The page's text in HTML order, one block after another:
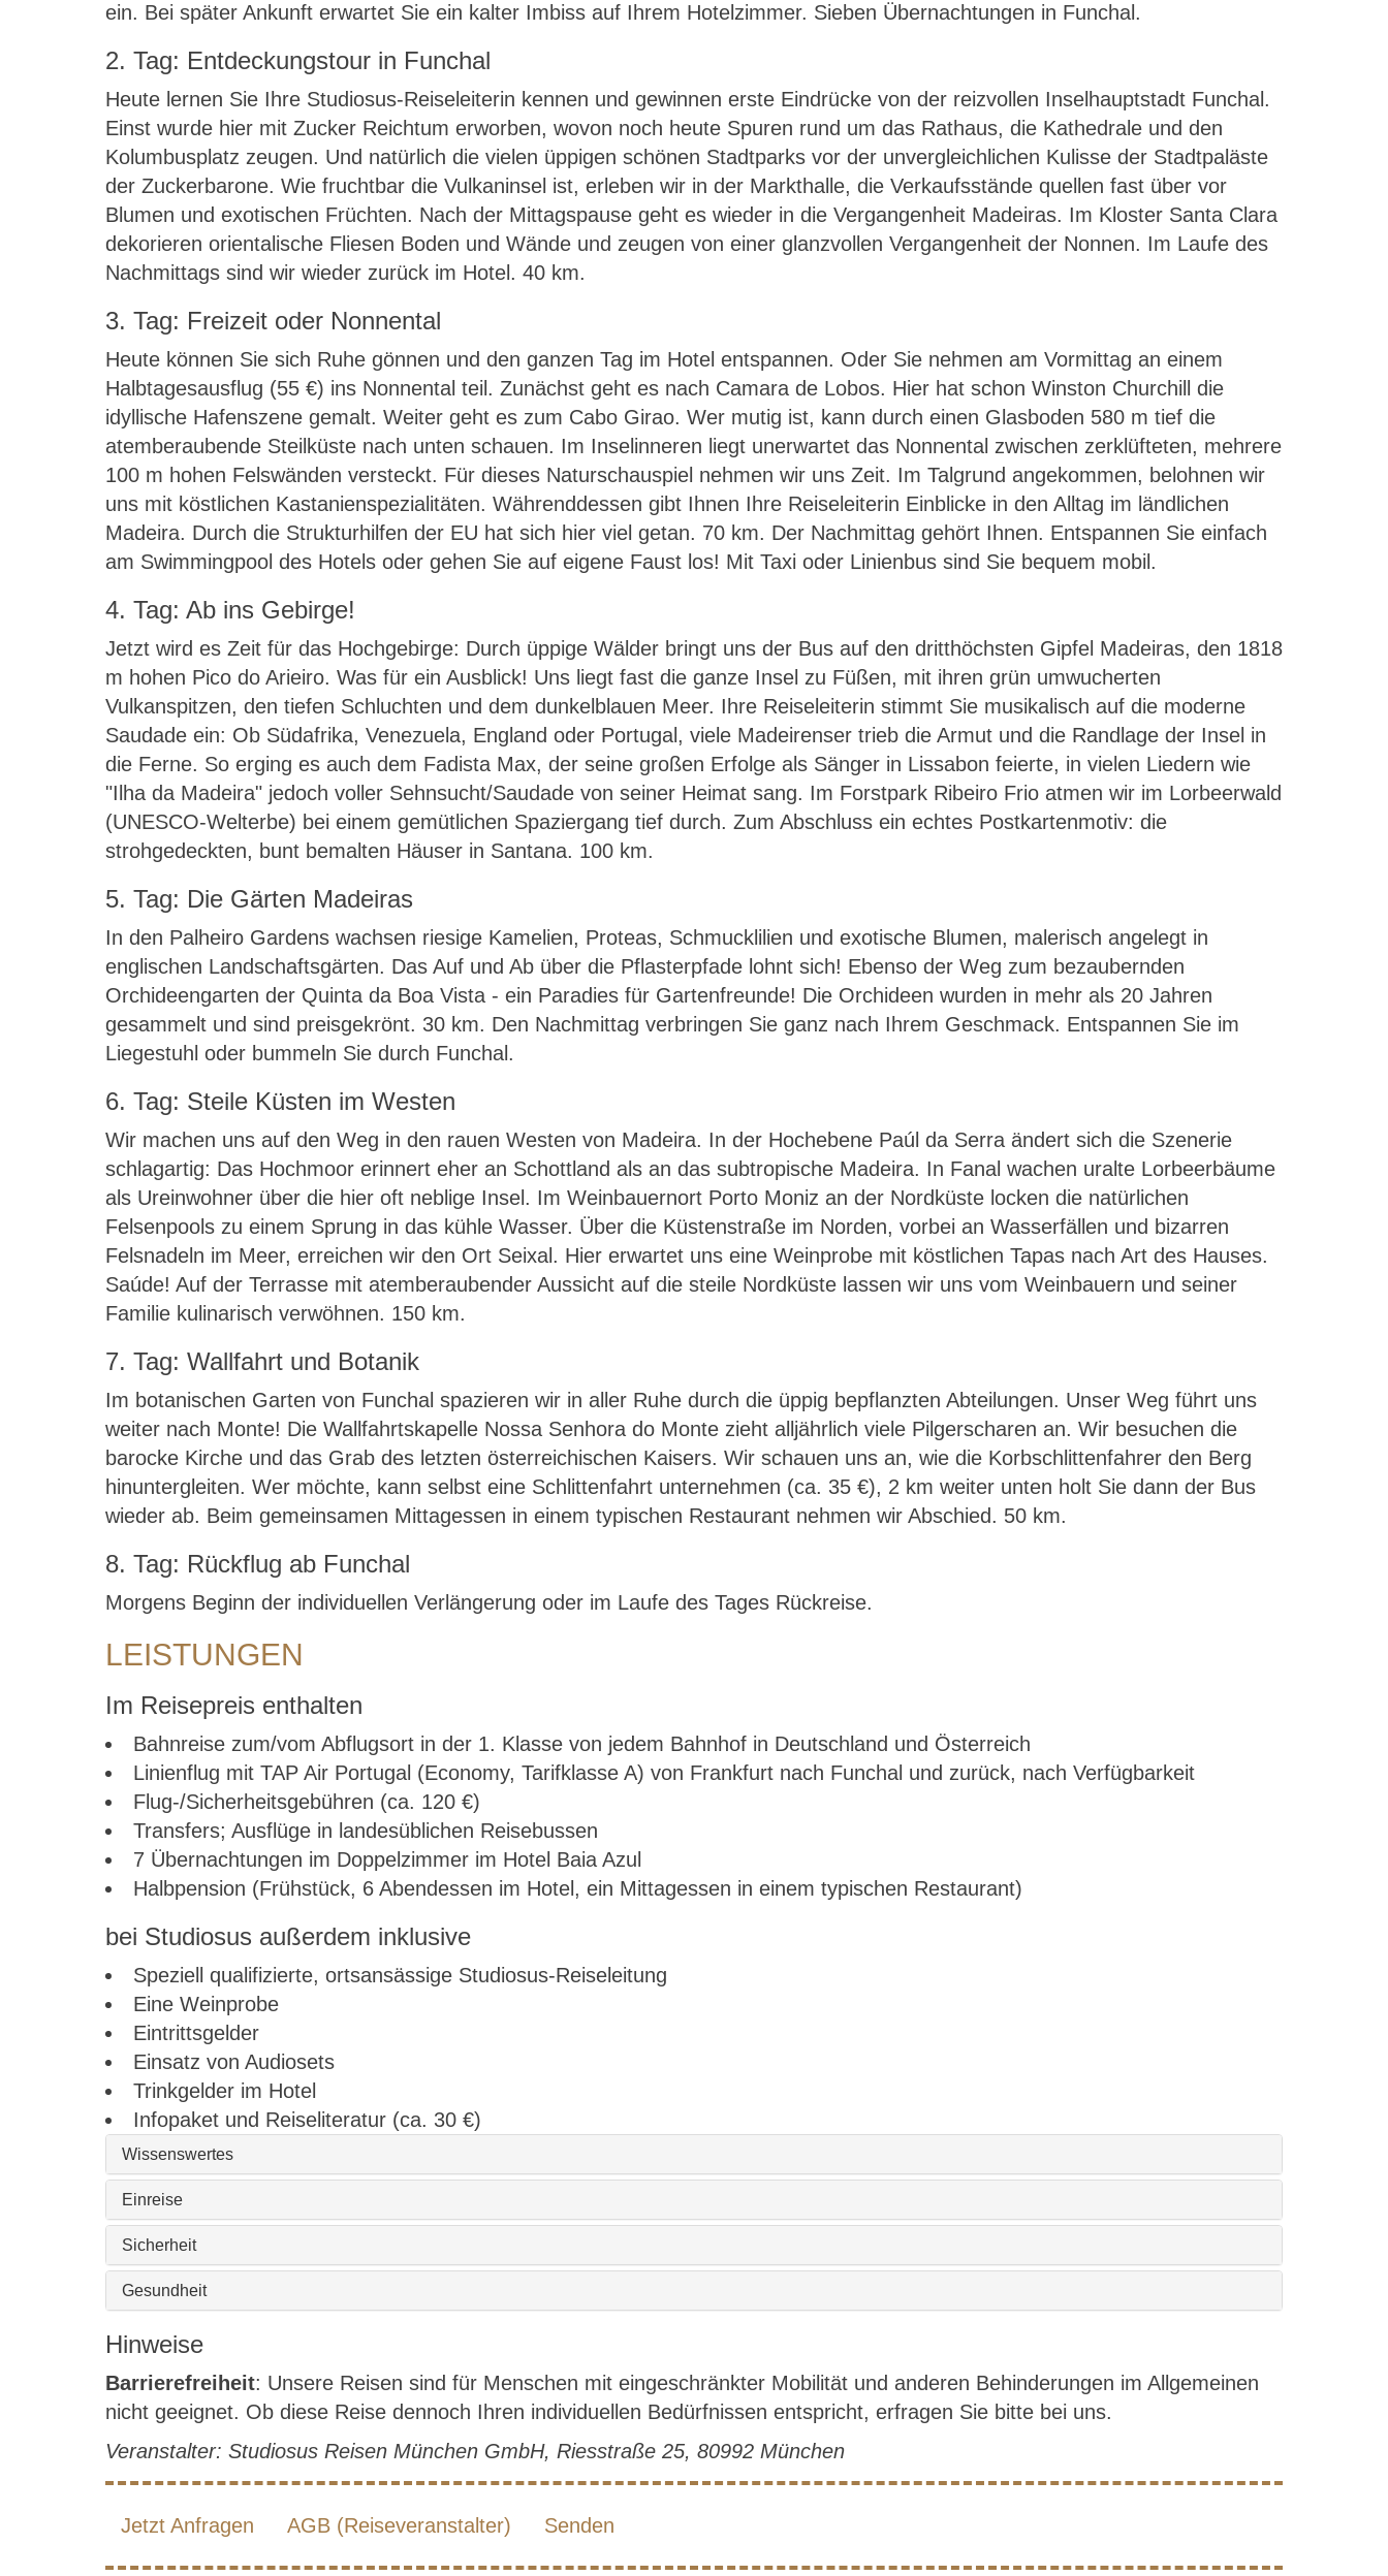
ein. Bei später Ankunft erwartet Sie ein kalter Imbiss auf Ihrem Hotelzimmer. Sieben Übernachtungen in Funchal.
2. Tag: Entdeckungstour in Funchal
Heute lernen Sie Ihre Studiosus-Reiseleiterin kennen und gewinnen erste Eindrücke von der reizvollen Inselhauptstadt Funchal.
Einst wurde hier mit Zucker Reichtum erworben, wovon noch heute Spuren rund um das Rathaus, die Kathedrale und den
Kolumbusplatz zeugen. Und natürlich die vielen üppigen schönen Stadtparks vor der unvergleichlichen Kulisse der Stadtpaläste
der Zuckerbarone. Wie fruchtbar die Vulkaninsel ist, erleben wir in der Markthalle, die Verkaufsstände quellen fast über vor
Blumen und exotischen Früchten. Nach der Mittagspause geht es wieder in die Vergangenheit Madeiras. Im Kloster Santa Clara
dekorieren orientalische Fliesen Boden und Wände und zeugen von einer glanzvollen Vergangenheit der Nonnen. Im Laufe des
Nachmittags sind wir wieder zurück im Hotel. 40 km.
3. Tag: Freizeit oder Nonnental
Heute können Sie sich Ruhe gönnen und den ganzen Tag im Hotel entspannen. Oder Sie nehmen am Vormittag an einem
Halbtagesausflug (55 €) ins Nonnental teil. Zunächst geht es nach Camara de Lobos. Hier hat schon Winston Churchill die
idyllische Hafenszene gemalt. Weiter geht es zum Cabo Girao. Wer mutig ist, kann durch einen Glasboden 580 m tief die
atemberaubende Steilküste nach unten schauen. Im Inselinneren liegt unerwartet das Nonnental zwischen zerklüfteten, mehrere
100 m hohen Felswänden versteckt. Für dieses Naturschauspiel nehmen wir uns Zeit. Im Talgrund angekommen, belohnen wir
uns mit köstlichen Kastanienspezialitäten. Währenddessen gibt Ihnen Ihre Reiseleiterin Einblicke in den Alltag im ländlichen
Madeira. Durch die Strukturhilfen der EU hat sich hier viel getan. 70 km. Der Nachmittag gehört Ihnen. Entspannen Sie einfach
am Swimmingpool des Hotels oder gehen Sie auf eigene Faust los! Mit Taxi oder Linienbus sind Sie bequem mobil.
4. Tag: Ab ins Gebirge!
Jetzt wird es Zeit für das Hochgebirge: Durch üppige Wälder bringt uns der Bus auf den dritthöchsten Gipfel Madeiras, den 1818
m hohen Pico do Arieiro. Was für ein Ausblick! Uns liegt fast die ganze Insel zu Füßen, mit ihren grün umwucherten
Vulkanspitzen, den tiefen Schluchten und dem dunkelblauen Meer. Ihre Reiseleiterin stimmt Sie musikalisch auf die moderne
Saudade ein: Ob Südafrika, Venezuela, England oder Portugal, viele Madeirenser trieb die Armut und die Randlage der Insel in
die Ferne. So erging es auch dem Fadista Max, der seine großen Erfolge als Sänger in Lissabon feierte, in vielen Liedern wie
"Ilha da Madeira" jedoch voller Sehnsucht/Saudade von seiner Heimat sang. Im Forstpark Ribeiro Frio atmen wir im Lorbeerwald
(UNESCO-Welterbe) bei einem gemütlichen Spaziergang tief durch. Zum Abschluss ein echtes Postkartenmotiv: die
strohgedeckten, bunt bemalten Häuser in Santana. 100 km.
5. Tag: Die Gärten Madeiras
In den Palheiro Gardens wachsen riesige Kamelien, Proteas, Schmucklilien und exotische Blumen, malerisch angelegt in
englischen Landschaftsgärten. Das Auf und Ab über die Pflasterpfade lohnt sich! Ebenso der Weg zum bezaubernden
Orchideengarten der Quinta da Boa Vista - ein Paradies für Gartenfreunde! Die Orchideen wurden in mehr als 20 Jahren
gesammelt und sind preisgekrönt. 30 km. Den Nachmittag verbringen Sie ganz nach Ihrem Geschmack. Entspannen Sie im
Liegestuhl oder bummeln Sie durch Funchal.
6. Tag: Steile Küsten im Westen
Wir machen uns auf den Weg in den rauen Westen von Madeira. In der Hochebene Paúl da Serra ändert sich die Szenerie
schlagartig: Das Hochmoor erinnert eher an Schottland als an das subtropische Madeira. In Fanal wachen uralte Lorbeerbäume
als Ureinwohner über die hier oft neblige Insel. Im Weinbauernort Porto Moniz an der Nordküste locken die natürlichen
Felsenpools zu einem Sprung in das kühle Wasser. Über die Küstenstraße im Norden, vorbei an Wasserfällen und bizarren
Felsnadeln im Meer, erreichen wir den Ort Seixal. Hier erwartet uns eine Weinprobe mit köstlichen Tapas nach Art des Hauses.
Saúde! Auf der Terrasse mit atemberaubender Aussicht auf die steile Nordküste lassen wir uns vom Weinbauern und seiner
Familie kulinarisch verwöhnen. 150 km.
7. Tag: Wallfahrt und Botanik
Im botanischen Garten von Funchal spazieren wir in aller Ruhe durch die üppig bepflanzten Abteilungen. Unser Weg führt uns
weiter nach Monte! Die Wallfahrtskapelle Nossa Senhora do Monte zieht alljährlich viele Pilgerscharen an. Wir besuchen die
barocke Kirche und das Grab des letzten österreichischen Kaisers. Wir schauen uns an, wie die Korbschlittenfahrer den Berg
hinuntergleiten. Wer möchte, kann selbst eine Schlittenfahrt unternehmen (ca. 35 €), 2 km weiter unten holt Sie dann der Bus
wieder ab. Beim gemeinsamen Mittagessen in einem typischen Restaurant nehmen wir Abschied. 50 km.
8. Tag: Rückflug ab Funchal
Morgens Beginn der individuellen Verlängerung oder im Laufe des Tages Rückreise.
LEISTUNGEN
Im Reisepreis enthalten
Bahnreise zum/vom Abflugsort in der 1. Klasse von jedem Bahnhof in Deutschland und Österreich
Linienflug mit TAP Air Portugal (Economy, Tarifklasse A) von Frankfurt nach Funchal und zurück, nach Verfügbarkeit
Flug-/Sicherheitsgebühren (ca. 120 €)
Transfers; Ausflüge in landesüblichen Reisebussen
7 Übernachtungen im Doppelzimmer im Hotel Baia Azul
Halbpension (Frühstück, 6 Abendessen im Hotel, ein Mittagessen in einem typischen Restaurant)
bei Studiosus außerdem inklusive
Speziell qualifizierte, ortsansässige Studiosus-Reiseleitung
Eine Weinprobe
Eintrittsgelder
Einsatz von Audiosets
Trinkgelder im Hotel
Infopaket und Reiseliteratur (ca. 30 €)
Wissenswertes
Einreise
Sicherheit
Gesundheit
Hinweise
Barrierefreiheit: Unsere Reisen sind für Menschen mit eingeschränkter Mobilität und anderen Behinderungen im Allgemeinen
nicht geeignet. Ob diese Reise dennoch Ihren individuellen Bedürfnissen entspricht, erfragen Sie bitte bei uns.
Veranstalter: Studiosus Reisen München GmbH, Riesstraße 25, 80992 München
Jetzt Anfragen AGB (Reiseveranstalter) Senden